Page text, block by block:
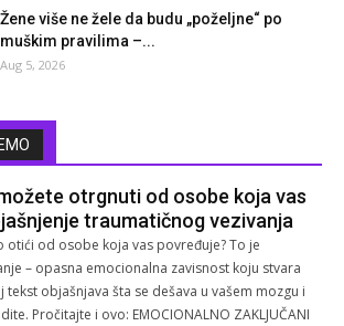
Žene više ne žele da budu „poželjne“ po
muškim pravilima –...
Aug 5, 2026
otrgnuti od osobe koja vas
traumatičnog vezivanja
otići od osobe koja vas povređuje? To je
– opasna emocionalna zavisnost koju stvara
tekst objašnjava šta se dešava u vašem mozgu i
Pročitajte i ovo: EMOCIONALNO ZAKLJUČANI